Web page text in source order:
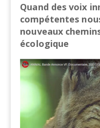
Quand des voix
compétentes
nouveaux
écologique